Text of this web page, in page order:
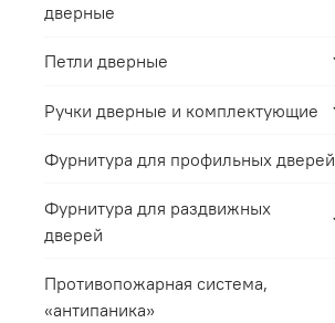
дверные
Петли дверные
Ручки дверные и комплектующие
Фурнитура для профильных дверей
Фурнитура для раздвижных
дверей
Противопожарная система,
«антипаника»